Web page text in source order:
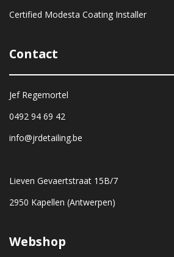
Certified Modesta Coating Installer
Contact
Jef Regemortel
0492 94 69 42
info@jrdetailing.be
Lieven Gevaertstraat 15B/7
2950 Kapellen (Antwerpen)
Webshop